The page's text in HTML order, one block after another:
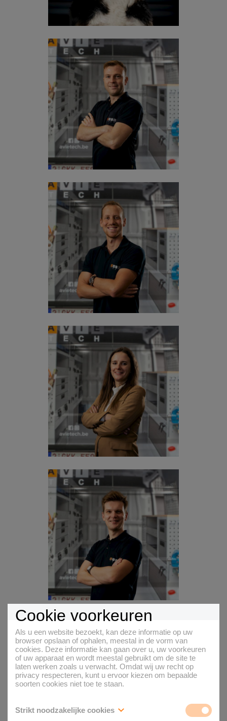
Cookie voorkeuren
Als u een website bezoekt, kan deze informatie op uw
browser opslaan of ophalen, meestal in de vorm van
cookies. Deze informatie kan gaan over u, uw voorkeuren
of uw apparaat en wordt meestal gebruikt om de site te
laten werken zoals u verwacht. Omdat wij uw recht op
privacy respecteren, kunt u ervoor kiezen om bepaalde
soorten cookies niet toe te staan.
Strikt noodzakelijke cookies